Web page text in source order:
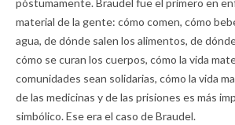
póstumamente. Braudel fue el primero en
material de la gente: cómo comen, cómo
agua, de dónde salen los alimentos, de
cómo se curan los cuerpos, cómo la vida
comunidades sean solidarias, cómo la vida
de las medicinas y de las prisiones es más
simbólico. Ese era el caso de Braudel.